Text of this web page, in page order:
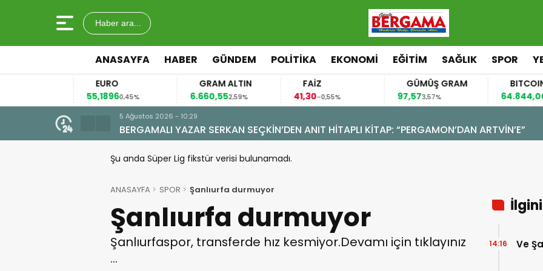
Haber ara...
ANASAYFA HABER GÜNDEM POLİTİKA EKONOMİ EĞİTİM SAĞLIK SPOR
55,18960,45%
GRAM ALTIN
6.660,552,59% -0,55%
GÜMÜŞ GRAM
3,57%
BITCOIN
64.844,000,70%
5 Ağustos 2026 - 10:29
BERGAMALI YAZAR SERKAN SEÇKİN’DEN ANIT HİTAPLI KİTAP: “PERGAMON’DAN ARTVİN’E”
Şu anda Süper Lig fikstür verisi bulunamadı.
ANASAYFA SPOR Şanlıurfa durmuyor
Şanlıurfa durmuyor
Şanlıurfaspor, transferde hız kesmiyor.Devamı için tıklayınız
…
Ve
14:16